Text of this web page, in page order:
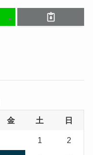
金 土 日
1 2